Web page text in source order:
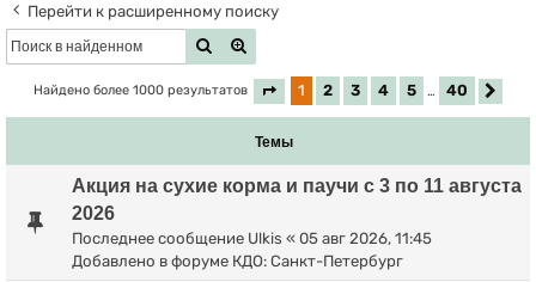
Перейти к расширенному поиску
Поиск
Найдено более 1000 результатов Страница1 из 40
1 2 3 4 5 … 40
Темы
Акция на сухие корма и паучи с 3 по 11 августа
2026
Последнее сообщение Ulkis « 05 авг 2026, 11:45
Добавлено в форуме КДО: Санкт-Петербург